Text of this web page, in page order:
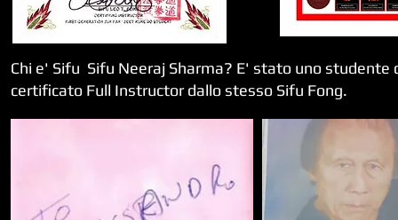
Chi e' Sifu Sifu Neeraj Sharma? E' stato uno
certificato Full Instructor dallo stesso Sifu Fong.